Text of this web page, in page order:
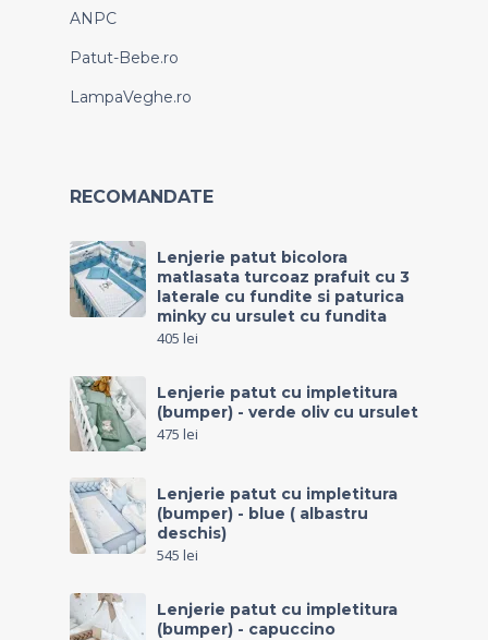
ANPC
Patut-Bebe.ro
LampaVeghe.ro
RECOMANDATE
Lenjerie patut bicolora
matlasata turcoaz prafuit cu 3
laterale cu fundite si paturica
minky cu ursulet cu fundita
405 lei
Lenjerie patut cu impletitura
(bumper) - verde oliv cu ursulet
475 lei
Lenjerie patut cu impletitura
(bumper) - blue ( albastru
deschis)
545 lei
Lenjerie patut cu impletitura
(bumper) - capuccino